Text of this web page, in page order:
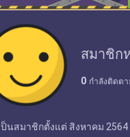
สมาชิก
0 กำลังติดตา
ป็นสมาชิกตั้งแต่ สิงหาคม 2564